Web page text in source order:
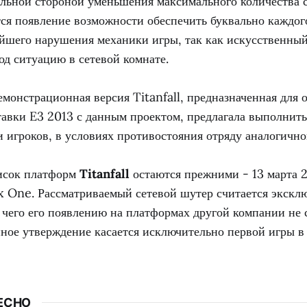
появление возможности обеспечить буквально
нарушения механики игры, так как
ситуацию в сетевой комнате.
версия Titanfall, предназначенная для
E3 2013 с данным проектом, предлагала
игроков, в условиях противостояния отряду
платформ Titanfall остаются прежними - 13 марта
Рассматриваемый сетевой шутер считается
его появлению на платформах другой компании не
утверждение касается исключительно первой игры